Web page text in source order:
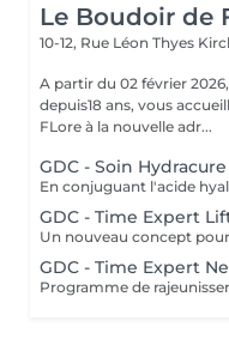
Le Boudoir de
10-12, Rue Léon Thyes
A partir du 02 février 2026, Florence, riche de son expérience
depuis18 ans, vous
FLore à la nouvelle adr...
GDC - Soin Hydracure
GDC - Time Expert
GDC - Time Expert